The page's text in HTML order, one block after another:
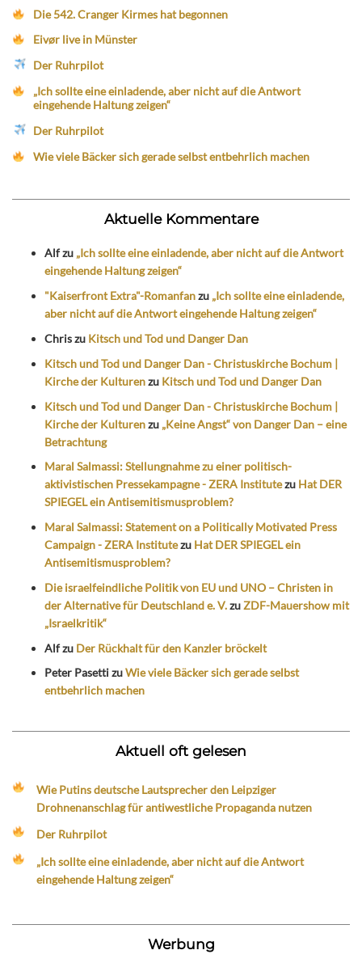
Die 542. Cranger Kirmes hat begonnen
Eivør live in Münster
Der Ruhrpilot
„Ich sollte eine einladende, aber nicht auf die Antwort
eingehende Haltung zeigen“
Der Ruhrpilot
Wie viele Bäcker sich gerade selbst entbehrlich machen
Aktuelle Kommentare
Alfzu „Ich sollte eine einladende, aber nicht auf die Antwort
eingehende Haltung zeigen“
"Kaiserfront Extra"-Romanfanzu „Ich sollte eine einladende,
aber nicht auf die Antwort eingehende Haltung zeigen“
Chriszu Kitsch und Tod und Danger Dan
Kitsch und Tod und Danger Dan - Christuskirche Bochum |
Kirche der Kulturenzu Kitsch und Tod und Danger Dan
Kitsch und Tod und Danger Dan - Christuskirche Bochum |
Kirche der Kulturenzu „Keine Angst“ von Danger Dan – eine
Betrachtung
Maral Salmassi: Stellungnahme zu einer politisch-
aktivistischen Pressekampagne - ZERA Institutezu Hat DER
SPIEGEL ein Antisemitismusproblem?
Maral Salmassi: Statement on a Politically Motivated Press
Campaign - ZERA Institutezu Hat DER SPIEGEL ein
Antisemitismusproblem?
Die israelfeindliche Politik von EU und UNO – Christen in
der Alternative für Deutschland e. V.zuZDF-Mauershow mit
„Israelkritik“
Alfzu Der Rückhalt für den Kanzler bröckelt
Peter PasettizuWie viele Bäcker sich gerade selbst
entbehrlich machen
Aktuell oft gelesen
Wie Putins deutsche Lautsprecher den Leipziger
Drohnenanschlag für antiwestliche Propaganda nutzen
Der Ruhrpilot
„Ich sollte eine einladende, aber nicht auf die Antwort
eingehende Haltung zeigen“
Werbung